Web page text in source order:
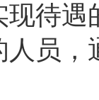
待
员